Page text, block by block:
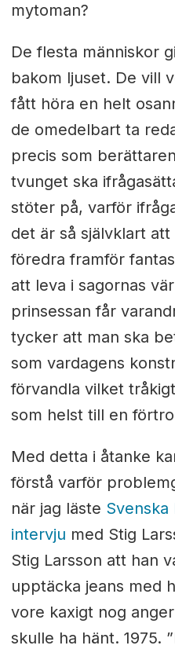
mytoman?
De flesta människor
bakom ljuset. De vill
fått höra en helt
de omedelbart ta
precis som
tvunget ska
stöter på, varför
det är så självklart
föredra framför
att leva i sagornas
prinsessan får
tycker att man ska
som vardagens
förvandla vilket
som helst till en
Med detta i åtanke
förstå varför
när jag läste Svenska
intervju med Stig
Stig Larsson att han
upptäcka jeans med
vore kaxigt nog
skulle ha hänt. 1975.